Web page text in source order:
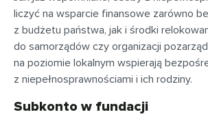
liczyć na wsparcie finansowe zarówno
z budżetu państwa, jak i środki
do samorządów czy organizacji
na poziomie lokalnym wspierają
z niepełnosprawnościami i ich rodziny.
Subkonto w fundacji